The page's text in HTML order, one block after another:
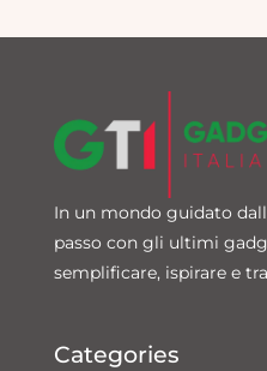
In un mondo guidato
passo con gli ultimi
semplificare, ispirare e
Categories